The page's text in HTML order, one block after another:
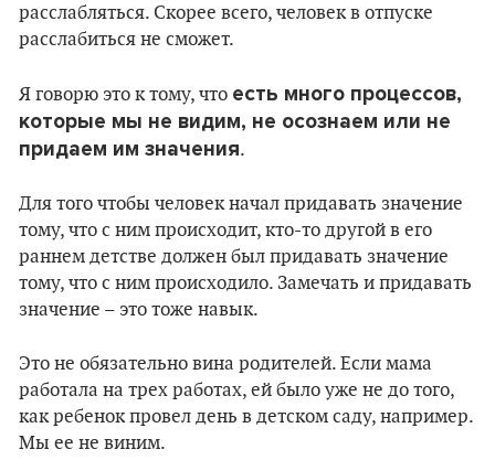
расслабляться. Скорее всего, человек в отпуске
расслабиться не сможет.
Я говорю это к тому, что есть много процессов,
которые мы не видим, не осознаем или не
придаем им значения.
Для того чтобы человек начал придавать значение
тому, что с ним происходит, кто-то другой в его
раннем детстве должен был придавать значение
тому, что с ним происходило. Замечать и придавать
значение – это тоже навык.
Это не обязательно вина родителей. Если мама
работала на трех работах, ей было уже не до того,
как ребенок провел день в детском саду, например.
Мы ее не виним.